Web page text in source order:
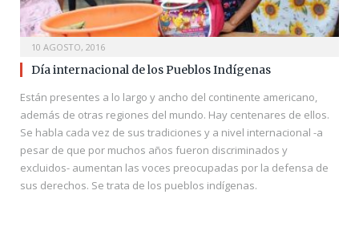
10 AGOSTO, 2016
Día internacional de los Pueblos Indígenas
Están presentes a lo largo y ancho del continente americano,
además de otras regiones del mundo. Hay centenares de ellos.
Se habla cada vez de sus tradiciones y a nivel internacional -a
pesar de que por muchos años fueron discriminados y
excluidos- aumentan las voces preocupadas por la defensa de
sus derechos. Se trata de los pueblos indígenas.